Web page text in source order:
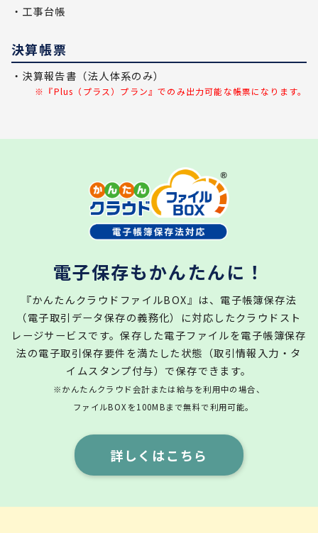
・工事台帳
決算帳票
・決算報告書（法人体系のみ）
※『Plus（プラス）プラン』でのみ出力可能な帳票になります。
詳しくはこちら
電子保存もかんたんに！
『かんたんクラウドファイルBOX』は、電子帳簿保存法
（電子取引データ保存の義務化）に対応したクラウドスト
レージサービスです。保存した電子ファイルを電子帳簿保存
法の電子取引保存要件を満たした状態（取引情報入力・タ
イムスタンプ付与）で保存できます。
※かんたんクラウド会計または給与を利用中の場合、
ファイルBOXを100MBまで無料で利用可能。